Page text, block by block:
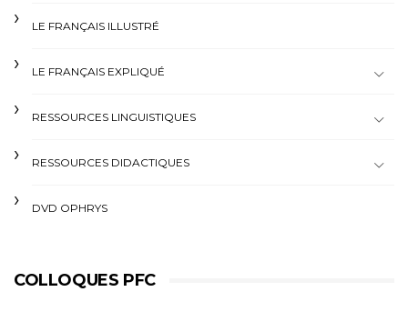
LE FRANÇAIS ILLUSTRÉ
LE FRANÇAIS EXPLIQUÉ
RESSOURCES LINGUISTIQUES
RESSOURCES DIDACTIQUES
DVD OPHRYS
COLLOQUES PFC